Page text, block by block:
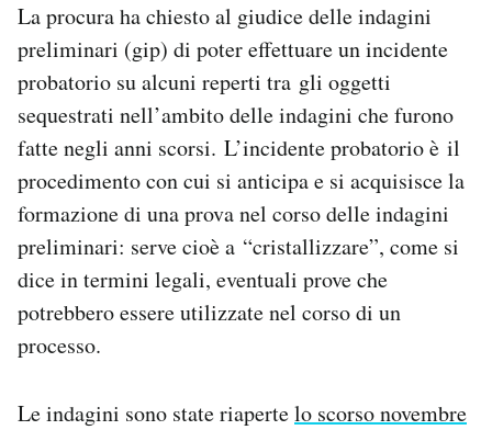
La procura ha chiesto al giudice delle indagini
preliminari (gip) di poter effettuare un incidente
probatorio su alcuni reperti tra gli oggetti
sequestrati nell’ambito delle indagini che furono
fatte negli anni scorsi. L’incidente probatorio è il
procedimento con cui si anticipa e si acquisisce la
formazione di una prova nel corso delle indagini
preliminari: serve cioè a “cristallizzare”, come si
dice in termini legali, eventuali prove che
potrebbero essere utilizzate nel corso di un
processo.
Le indagini sono state riapertelo scorso novembre